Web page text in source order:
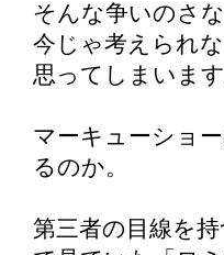
そんな争いのさ
今じゃ考えられ
思ってしまいます
マーキューショ
るのか。
第三者の目線を